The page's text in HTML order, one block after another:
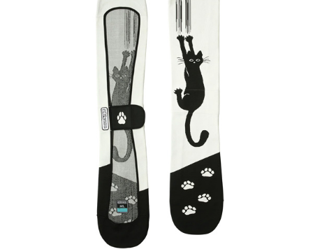
페이코 ID로 페